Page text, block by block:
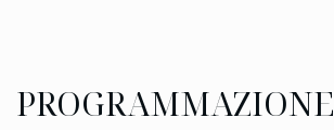
PROGRAMMAZIONE